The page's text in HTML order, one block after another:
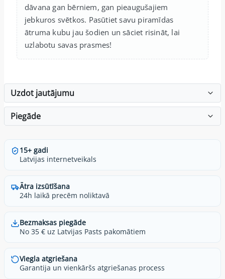
dāvana gan bērniem, gan pieaugušajiem
jebkuros svētkos. Pasūtiet savu piramīdas
ātruma kubu jau šodien un sāciet risināt, lai
uzlabotu savas prasmes!
Uzdot jautājumu
Piegāde
15+ gadi
Latvijas internetveikals
Ātra izsūtīšana
24h laikā precēm noliktavā
Bezmaksas piegāde
No 35 € uz Latvijas Pasts pakomātiem
Viegla atgriešana
Garantija un vienkāršs atgriešanas process